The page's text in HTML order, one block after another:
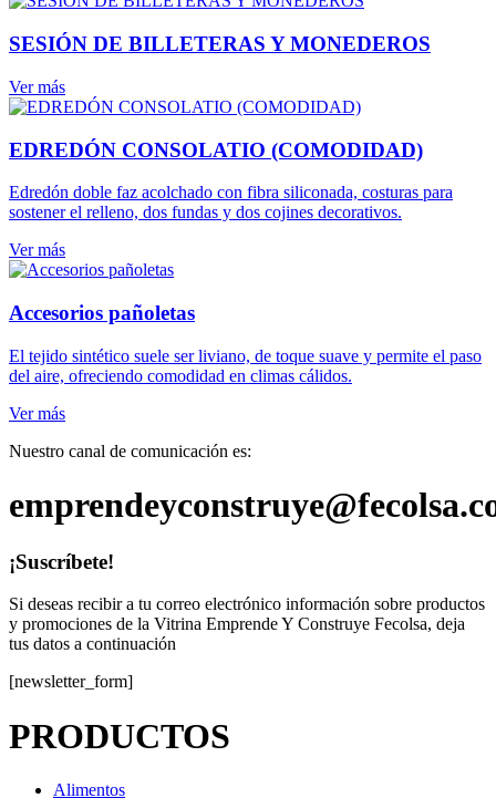
SESIÓN DE BILLETERAS Y MONEDEROS
Ver más
EDREDÓN CONSOLATIO (COMODIDAD)
Edredón doble faz acolchado con fibra siliconada, costuras para
sostener el relleno, dos fundas y dos cojines decorativos.
Ver más
Accesorios pañoletas
El tejido sintético suele ser liviano, de toque suave y permite el paso
del aire, ofreciendo comodidad en climas cálidos.
Ver más
Nuestro canal de comunicación es:
¡Suscríbete!
Si deseas recibir a tu correo electrónico información sobre productos
y promociones de la Vitrina Emprende Y Construye Fecolsa, deja
tus datos a continuación
[newsletter_form]
PRODUCTOS
Alimentos